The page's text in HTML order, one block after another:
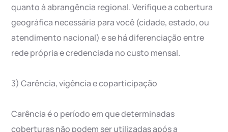
quanto à abrangência regional. Verifique a cobertura
geográfica necessária para você (cidade, estado, ou
atendimento nacional) e se há diferenciação entre
rede própria e credenciada no custo mensal.
3) Carência, vigência e coparticipação
Carência é o período em que determinadas
coberturas não podem ser utilizadas após a